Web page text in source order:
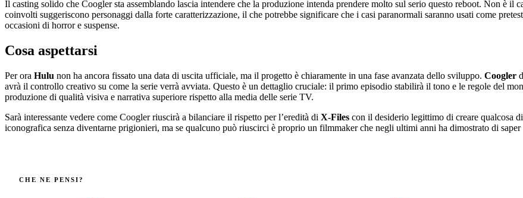
Il casting solido che Coogler sta assemblando lascia intendere che la produzione intenda prendere molto sul serio questo reboot. Non è
coinvolti suggeriscono personaggi dalla forte caratterizzazione, il che potrebbe significare che i casi paranormali saranno usati come
occasioni di horror e suspense.
Cosa aspettarsi
Per ora Hulu non ha ancora fissato una data di uscita ufficiale, ma il progetto è chiaramente in una fase avanzata dello sviluppo. Coogler
avrà il controllo creativo su come la serie verrà avviata. Questo è un dettaglio cruciale: il primo episodio stabilirà il tono e le regole del
produzione di qualità visiva e narrativa superiore rispetto alla media delle serie TV.
Sarà interessante vedere come Coogler riuscirà a bilanciare il rispetto per l’eredità di X-Files con il desiderio legittimo di creare qualcosa
iconografica senza diventarne prigionieri, ma se qualcuno può riuscirci è proprio un filmmaker che negli ultimi anni ha dimostrato di
CHE NE PENSI?